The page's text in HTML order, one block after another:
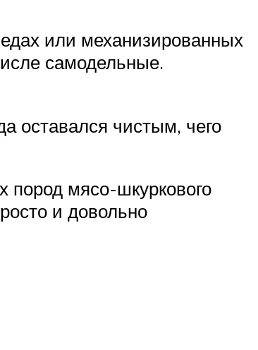
или механизированных
самодельные.
оставался чистым, чего
мясо-шкуркового
и довольно